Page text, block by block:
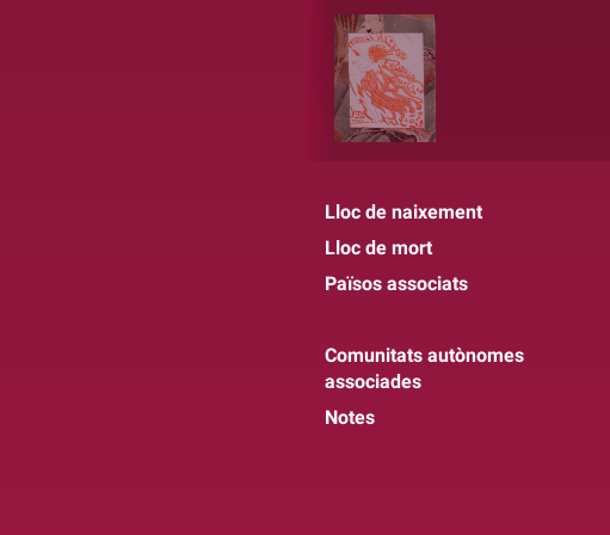
Lloc de naixement
Lloc de mort
Països associats
Comunitats autònomes
associades
Notes